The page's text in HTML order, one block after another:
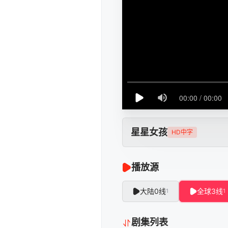
星星女孩 HD中字
播放源
大陆0线1 全球3线1
剧集列表